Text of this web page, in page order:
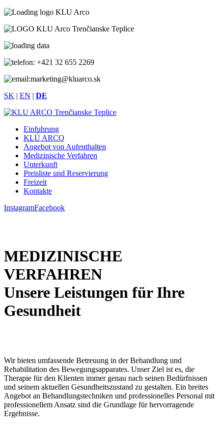
+421 32 655 2269
marketing@kluarco.sk
SK | EN | DE
Einfuhrung
KLÚ ARCO
Angebot von Aufenthalten
Medizinische Verfahren
Unterkunft
Preisliste und Reservierung
Freizeit
Kontakte
InstagramFacebook
MEDIZINISCHE
VERFAHREN
Unsere Leistungen für Ihre
Gesundheit
Wir bieten umfassende Betreuung in der Behandlung und
Rehabilitation des Bewegungsapparates. Unser Ziel ist es, die
Therapie für den Klienten immer genau nach seinen Bedürfnissen
und seinem aktuellen Gesundheitszustand zu gestalten. Ein breites
Angebot an Behandlungstechniken und professionelles Personal mit
professionellem Ansatz sind die Grundlage für hervorragende
Ergebnisse.